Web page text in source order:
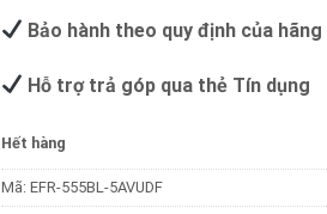
Bảo hành theo quy định của hãng
Hỗ trợ trả góp qua thẻ Tín dụng
Hết hàng
Mã: EFR-555BL-5AVUDF